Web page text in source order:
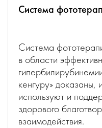
Система
Система
в области
кенгуру»
используют и
здорового
взаимодействия.